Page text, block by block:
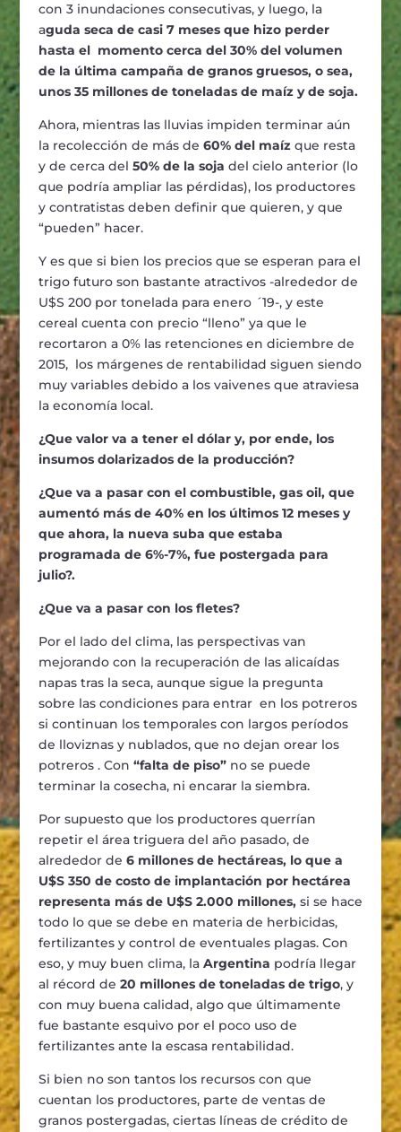
con 3 inundaciones consecutivas, y luego, la
aguda seca de casi 7 meses que hizo perder
hasta el momento cerca del 30% del volumen
de la última campaña de granos gruesos, o sea,
unos 35 millones de toneladas de maíz y de soja.
Ahora, mientras las lluvias impiden terminar aún
la recolección de más de 60% del maízque resta
y de cerca del 50% de la soja del cielo anterior (lo
que podría ampliar las pérdidas), los productores
y contratistas deben definir que quieren, y que
“pueden” hacer.
Y es que si bien los precios que se esperan para el
trigo futuro son bastante atractivos -alrededor de
U$S 200 por tonelada para enero ´19-, y este
cereal cuenta con precio “lleno” ya que le
recortaron a 0% las retenciones en diciembre de
2015, los márgenes de rentabilidad siguen siendo
muy variables debido a los vaivenes que atraviesa
la economía local.
¿Que valor va a tener el dólar y, por ende, los
insumos dolarizados de la producción?
¿Que va a pasar con el combustible, gas oil, que
aumentó más de 40% en los últimos 12 meses y
que ahora, la nueva suba que estaba
programada de 6%-7%, fue postergada para
julio?.
¿Que va a pasar con los fletes?
Por el lado del clima, las perspectivas van
mejorando con la recuperación de las alicaídas
napas tras la seca, aunque sigue la pregunta
sobre las condiciones para entrar en los potreros
si continuan los temporales con largos períodos
de lloviznas y nublados, que no dejan orear los
potreros . Con “falta de piso”no se puede
terminar la cosecha, ni encarar la siembra.
Por supuesto que los productores querrían
repetir el área triguera del año pasado, de
alrededor de 6 millones de hectáreas, lo que a
U$S 350 de costo de implantación por hectárea
representa más de U$S 2.000 millones, si se hace
todo lo que se debe en materia de herbicidas,
fertilizantes y control de eventuales plagas. Con
eso, y muy buen clima, la Argentina podría llegar
al récord de 20 millones de toneladas de trigo, y
con muy buena calidad, algo que últimamente
fue bastante esquivo por el poco uso de
fertilizantes ante la escasa rentabilidad.
Si bien no son tantos los recursos con que
cuentan los productores, parte de ventas de
granos postergadas, ciertas líneas de crédito de